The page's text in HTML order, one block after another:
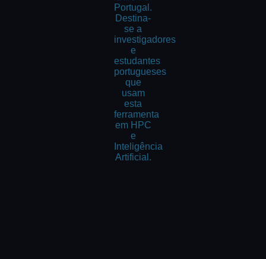
Portugal.
Destina-
se a
investigadores
e
estudantes
portugueses
que
usam
esta
ferramenta
em HPC
e
Inteligência
Artificial.